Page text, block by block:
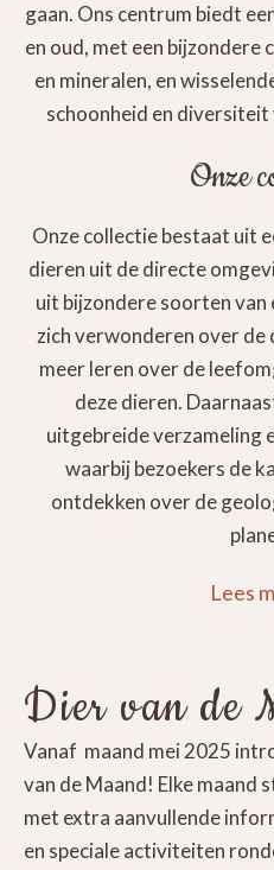
gaan. Ons centrum biedt
en oud, met een bijzondere
en mineralen, en
schoonheid en diversiteit
Onze
Onze collectie bestaat uit
dieren uit de directe
uit bijzondere soorten van
zich verwonderen over
meer leren over de
deze dieren.
uitgebreide verzameling
waarbij bezoekers de
ontdekken over de
Lees
Dier van de
Vanaf maand mei 2025
van de Maand! Elke maand
met extra aanvullende
en speciale activiteiten